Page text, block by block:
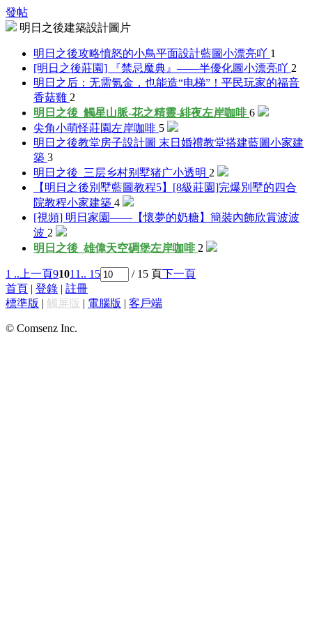
發帖
明日之後建築設計圖片
明日之後攻略憤怒的小鳥平面設計藍圖小漂亮吖 1
[明日之後莊園] 『禁忌魔典』——半優化圖小漂亮吖 2
明日之后：无需氪金，也能造“电梯”！平民玩家的福音
香菇雞 2
明日之後_觸星山脈-花之精靈-緋夜左岸咖啡 6
尖角小萌怪莊園 左岸咖啡 5
明日之後教堂房子設計圖 末日婚禮教堂搭建藍圖小家建
築 3
明日之後_三层乡村别墅猪广小透明 2
【明日之後別墅藍圖教程5】[8級莊園]完爆別墅的四合
院教程小家建築 4
[視頻] 明日家園——【懷夢的奶糖】簡裝內飾欣賞波波
波 2
明日之後_雄偉天空碉堡左岸咖啡 2
1 .. 上一頁91011 .. 15 / 15 頁下一頁
首頁 | 登錄 | 註冊
標準版 | 觸屏版 | 電腦版 | 客戶端
© Comsenz Inc.